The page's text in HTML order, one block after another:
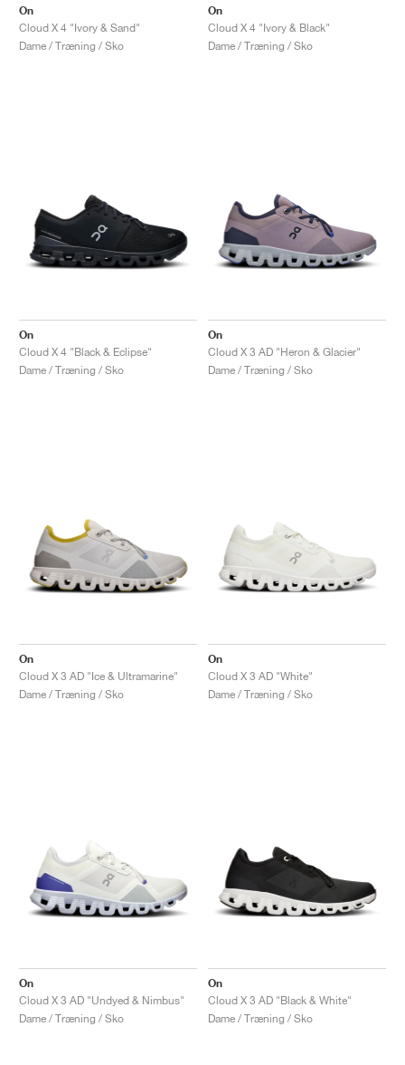
On
Cloud X 4 "Ivory & Sand"
Dame / Træning / Sko
On
Cloud X 4 "Ivory & Black"
Dame / Træning / Sko
On
Cloud X 4 "Black & Eclipse"
Dame / Træning / Sko
On
Cloud X 3 AD "Heron & Glacier"
Dame / Træning / Sko
On
Cloud X 3 AD "Ice & Ultramarine"
Dame / Træning / Sko
On
Cloud X 3 AD "White"
Dame / Træning / Sko
On
Cloud X 3 AD "Undyed & Nimbus"
Dame / Træning / Sko
On
Cloud X 3 AD "Black & White"
Dame / Træning / Sko